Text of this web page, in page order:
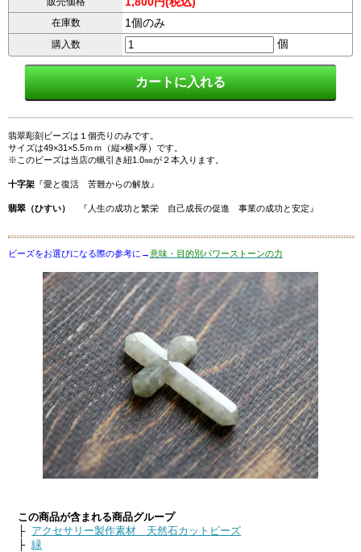
在庫数 1個のみ
購入数 個
翡翠彫刻ビーズは１個売りのみです。
サイズは49×31×5.5ｍｍ（縦×横×厚）です。
※このビーズは当店の蝋引き紐1.0㎜が２本入ります。
十字架 『愛と復活 苦難からの解放』
翡翠（ひすい） 『人生の成功と繁栄 自己成長の促進 事業の成功と安定』
ビーズをお選びになる際の参考に→意味・目的別パワーストーンの力
この商品が含まれる商品グループ
├ アクセサリー製作素材 天然石カットビーズ
├緑